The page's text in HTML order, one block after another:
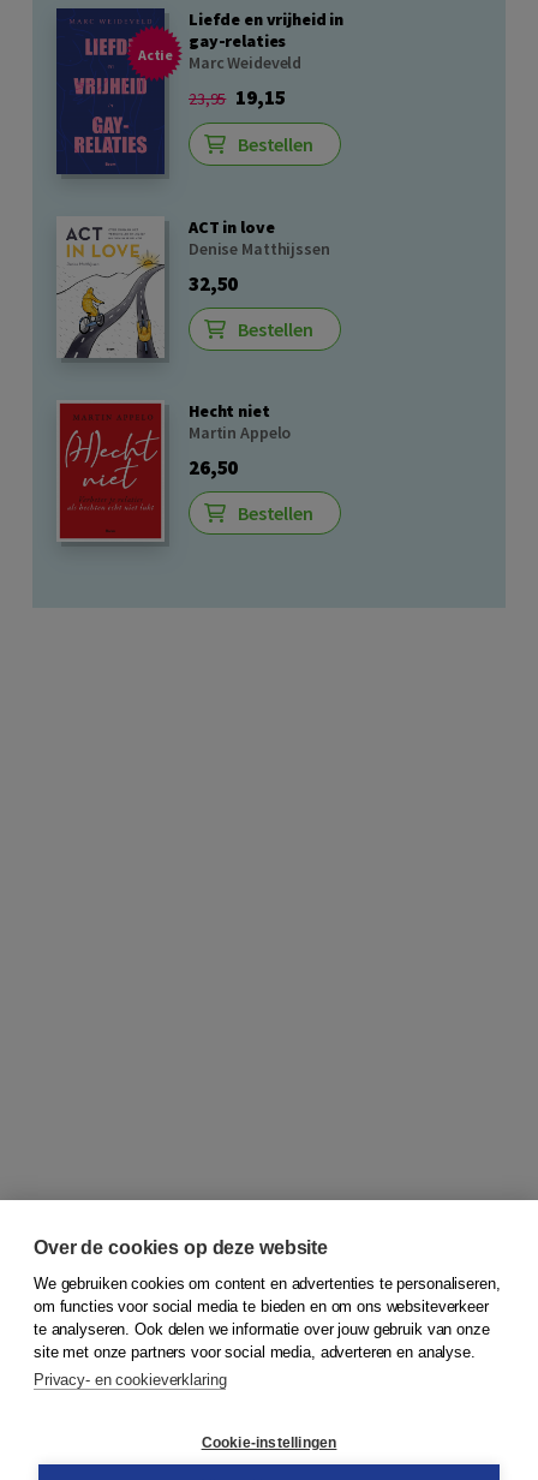
Actie
Liefde en vrijheid in
gay-relaties
Marc Weideveld
23,95 19,15
Bestellen
ACT in love
Denise Matthijssen
32,50
Bestellen
Hecht niet
Martin Appelo
26,50
Bestellen
© 2026Koninklijke Boom uitgevers
Bestellen
Over de cookies op deze website
We gebruiken cookies om content en advertenties te personaliseren,
om functies voor social media te bieden en om ons websiteverkeer
te analyseren. Ook delen we informatie over jouw gebruik van onze
site met onze partners voor social media, adverteren en analyse.
Privacy- en cookieverklaring
Cookie-instellingen